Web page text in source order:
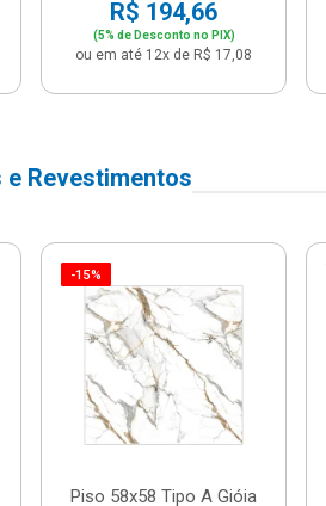
R$ 194,66
(5% de Desconto no PIX)
ou em até 12x de R$ 17,08
e Revestimentos
-15%
Piso 58x58 Tipo A Gióia